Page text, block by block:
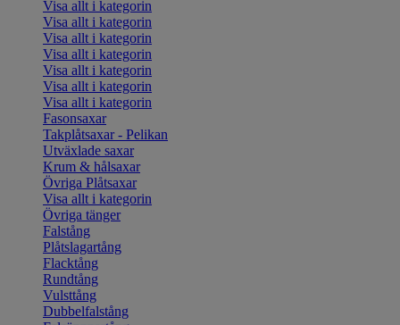
Visa allt i kategorin
Visa allt i kategorin
Visa allt i kategorin
Visa allt i kategorin
Visa allt i kategorin
Visa allt i kategorin
Visa allt i kategorin
Fasonsaxar
Takplåtsaxar - Pelikan
Utväxlade saxar
Krum & hålsaxar
Övriga Plåtsaxar
Visa allt i kategorin
Övriga tänger
Falstång
Plåtslagartång
Flacktång
Rundtång
Vulsttång
Dubbelfalstång